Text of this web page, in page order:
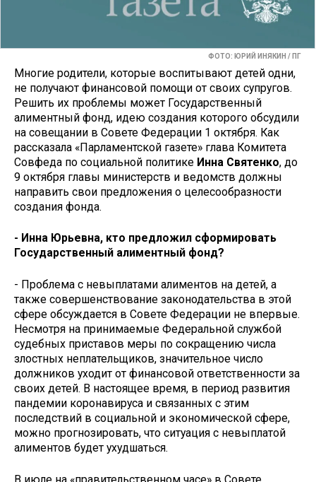
ФОТО: ЮРИЙ ИНЯКИН / ПГ
Многие родители, которые воспитывают детей одни,
не получают финансовой помощи от своих супругов.
Решить их проблемы может Государственный
алиментный фонд, идею создания которого обсудили
на совещании в Совете Федерации 1 октября. Как
рассказала «Парламентской газете» глава Комитета
Совфеда по социальной политике Инна Святенко, до
9 октября главы министерств и ведомств должны
направить свои предложения о целесообразности
создания фонда.
- Инна Юрьевна, кто предложил сформировать
Государственный алиментный фонд?
- Проблема с невыплатами алиментов на детей, а
также совершенствование законодательства в этой
сфере обсуждается в Совете Федерации не впервые.
Несмотря на принимаемые Федеральной службой
судебных приставов меры по сокращению числа
злостных неплательщиков, значительное число
должников уходит от финансовой ответственности за
своих детей. В настоящее время, в период развития
пандемии коронавируса и связанных с этим
последствий в социальной и экономической сфере,
можно прогнозировать, что ситуация с невыплатой
алиментов будет ухудшаться.